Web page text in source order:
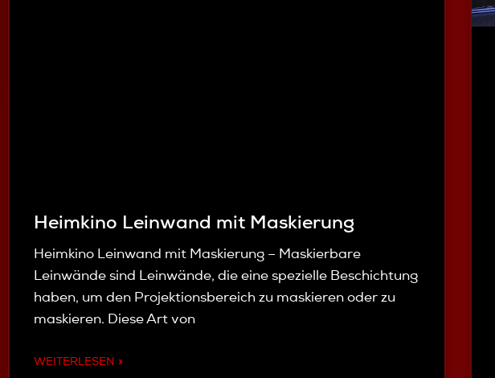
Heimkino Leinwand mit Maskierung
Heimkino Leinwand mit Maskierung – Maskierbare
Leinwände sind Leinwände, die eine spezielle Beschichtung
haben, um den Projektionsbereich zu maskieren oder zu
maskieren. Diese Art von
WEITERLESEN »